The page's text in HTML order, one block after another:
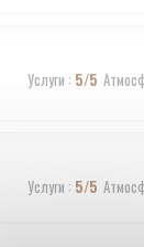
Услуги : 5/5
Услуги : 5/5